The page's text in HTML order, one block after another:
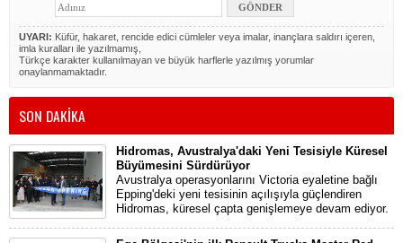
UYARI: Küfür, hakaret, rencide edici cümleler veya imalar, inançlara saldırı içeren,
imla kuralları ile yazılmamış,
Türkçe karakter kullanılmayan ve büyük harflerle yazılmış yorumlar
onaylanmamaktadır.
SON DAKİKA
Hidromas, Avustralya'daki Yeni Tesisiyle Küresel
Büyümesini Sürdürüyor
Avustralya operasyonlarını Victoria eyaletine bağlı
Epping'deki yeni tesisinin açılışıyla güçlendiren
Hidromas, küresel çapta genişlemeye devam ediyor.